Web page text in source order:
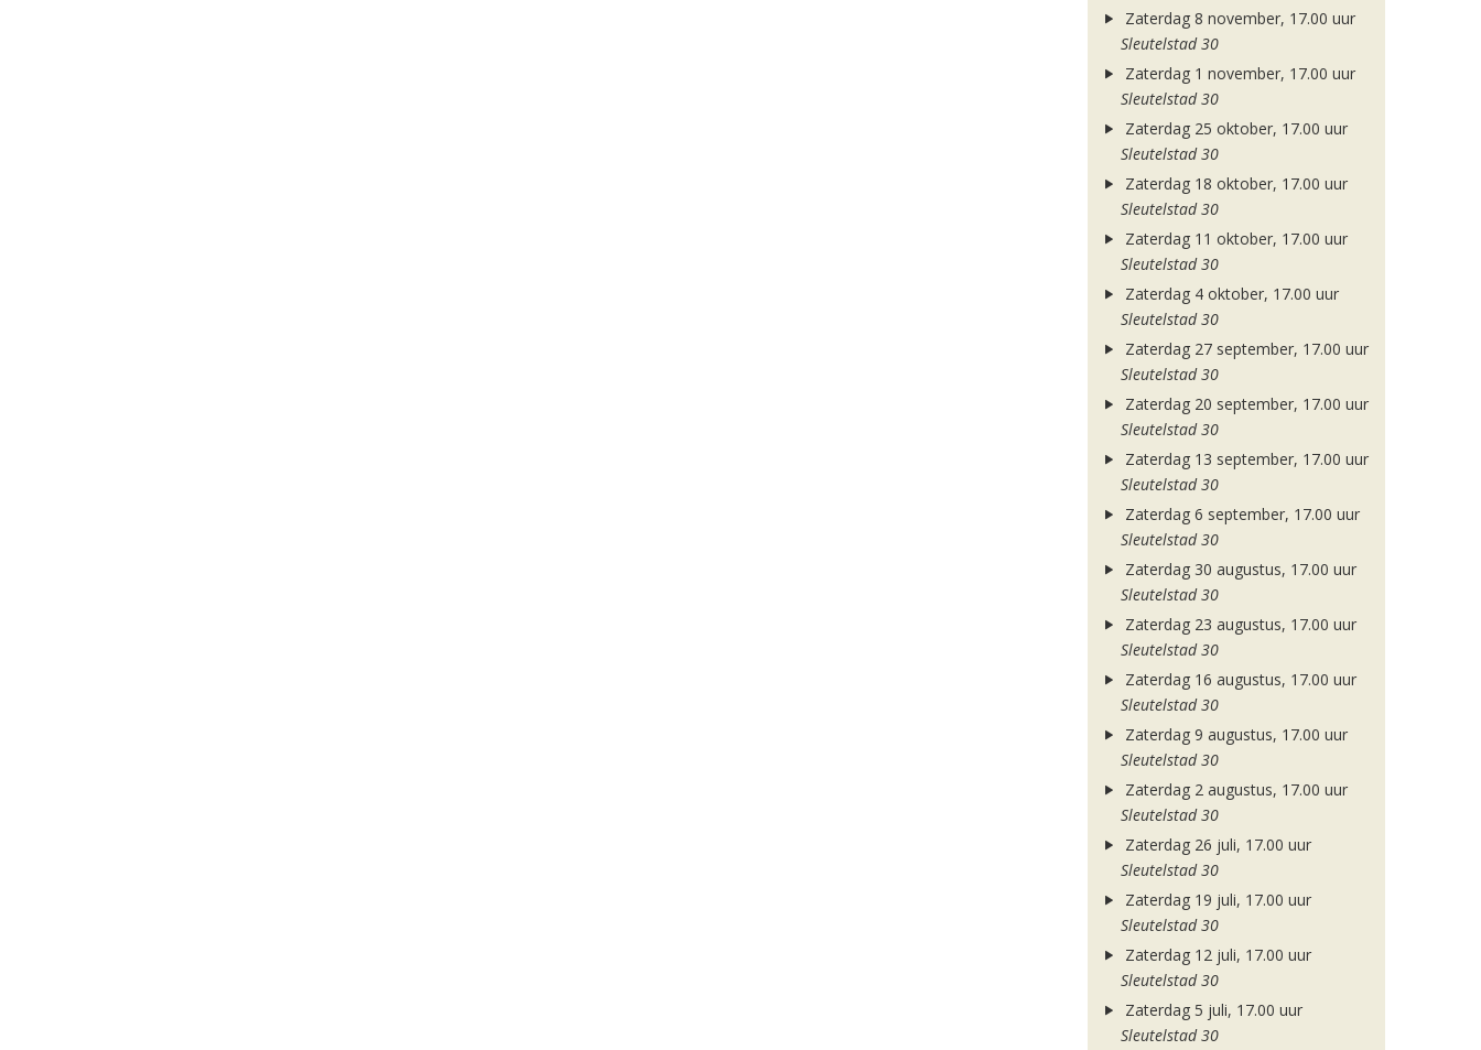
Zaterdag 8 november, 17.00 uur
Sleutelstad 30
Zaterdag 1 november, 17.00 uur
Sleutelstad 30
Zaterdag 25 oktober, 17.00 uur
Sleutelstad 30
Zaterdag 18 oktober, 17.00 uur
Sleutelstad 30
Zaterdag 11 oktober, 17.00 uur
Sleutelstad 30
Zaterdag 4 oktober, 17.00 uur
Sleutelstad 30
Zaterdag 27 september, 17.00 uur
Sleutelstad 30
Zaterdag 20 september, 17.00 uur
Sleutelstad 30
Zaterdag 13 september, 17.00 uur
Sleutelstad 30
Zaterdag 6 september, 17.00 uur
Sleutelstad 30
Zaterdag 30 augustus, 17.00 uur
Sleutelstad 30
Zaterdag 23 augustus, 17.00 uur
Sleutelstad 30
Zaterdag 16 augustus, 17.00 uur
Sleutelstad 30
Zaterdag 9 augustus, 17.00 uur
Sleutelstad 30
Zaterdag 2 augustus, 17.00 uur
Sleutelstad 30
Zaterdag 26 juli, 17.00 uur
Sleutelstad 30
Zaterdag 19 juli, 17.00 uur
Sleutelstad 30
Zaterdag 12 juli, 17.00 uur
Sleutelstad 30
Zaterdag 5 juli, 17.00 uur
Sleutelstad 30